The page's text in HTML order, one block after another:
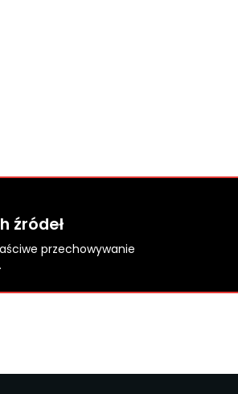
źródeł
przechowywanie